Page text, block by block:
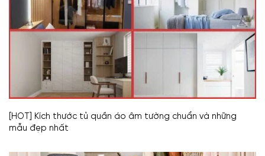
[HOT] Kích thước tủ quần áo âm tường chuẩn và những
mẫu đẹp nhất